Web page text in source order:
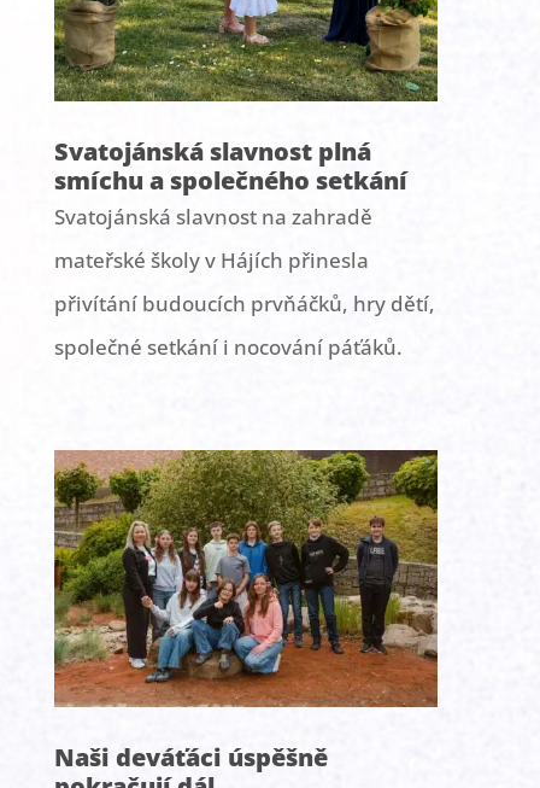
Svatojánská slavnost plná
smíchu a společného setkání
Svatojánská slavnost na zahradě
mateřské školy v Hájích přinesla
přivítání budoucích prvňáčků, hry dětí,
společné setkání i nocování páťáků.
Naši deváťáci úspěšně